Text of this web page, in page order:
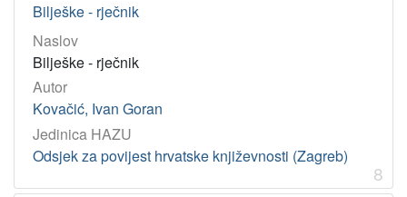
Bilješke - rječnik
Naslov
Bilješke - rječnik
Autor
Kovačić, Ivan Goran
Jedinica HAZU
Odsjek za povijest hrvatske književnosti (Zagreb)
8